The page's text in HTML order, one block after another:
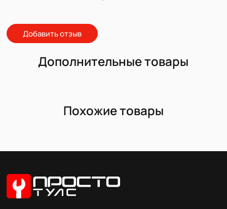
Добавить отзыв
Дополнительные товары
Похожие товары